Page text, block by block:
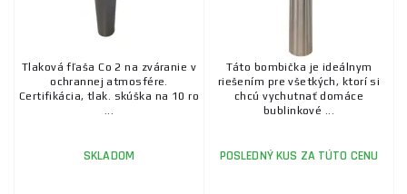
Tlaková fľaša Co 2 na zváranie v
ochrannej atmosfére.
Certifikácia, tlak. skúška na 10 ro
...
SKLADOM
Táto bombička je ideálnym
riešením pre všetkých, ktorí si
chcú vychutnať domáce
bublinkové ...
POSLEDNÝ KUS ZA TÚTO CENU